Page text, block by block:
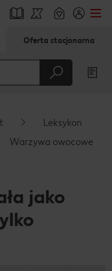
Oferta stacjonarna
Leksykon
Warzywa owocowe
jako